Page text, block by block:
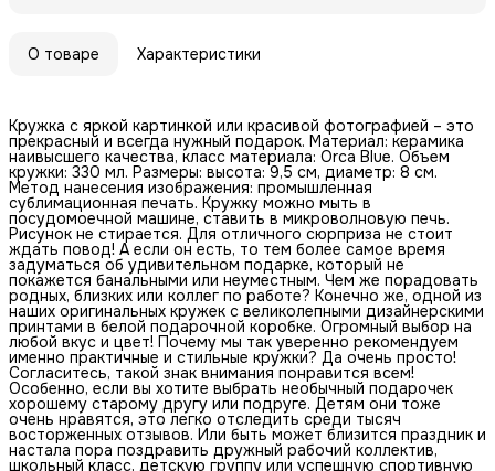
О товаре Характеристики
Кружка с яркой картинкой или красивой фотографией – это
прекрасный и всегда нужный подарок. Материал: керамика
наивысшего качества, класс материала: Orca Blue. Объем
кружки: 330 мл. Размеры: высота: 9,5 см, диаметр: 8 см.
Метод нанесения изображения: промышленная
сублимационная печать. Кружку можно мыть в
посудомоечной машине, ставить в микроволновую печь.
Рисунок не стирается. Для отличного сюрприза не стоит
ждать повод! А если он есть, то тем более самое время
задуматься об удивительном подарке, который не
покажется банальными или неуместным. Чем же порадовать
родных, близких или коллег по работе? Конечно же, одной из
наших оригинальных кружек с великолепными дизайнерскими
принтами в белой подарочной коробке. Огромный выбор на
любой вкус и цвет! Почему мы так уверенно рекомендуем
именно практичные и стильные кружки? Да очень просто!
Согласитесь, такой знак внимания понравится всем!
Особенно, если вы хотите выбрать необычный подарочек
хорошему старому другу или подруге. Детям они тоже
очень нравятся, это легко отследить среди тысяч
восторженных отзывов. Или быть может близится праздник и
настала пора поздравить дружный рабочий коллектив,
школьный класс, детскую группу или успешную спортивную